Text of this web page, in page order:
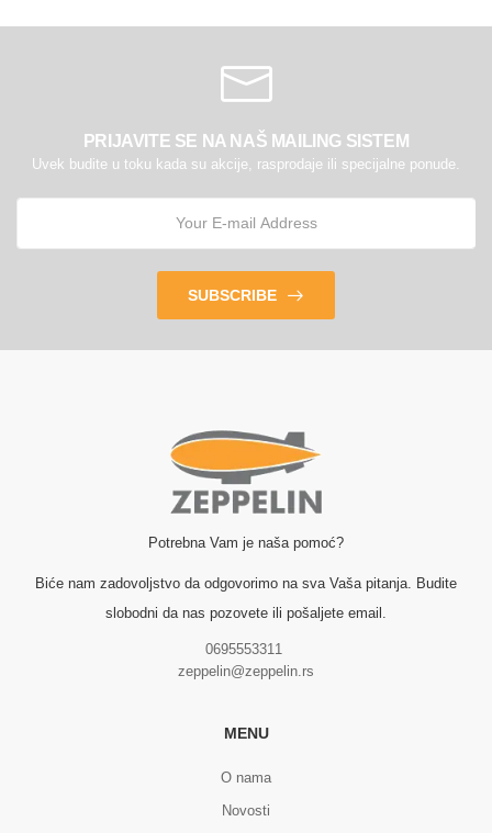
PRIJAVITE SE NA NAŠ MAILING SISTEM
Uvek budite u toku kada su akcije, rasprodaje ili specijalne ponude.
SUBSCRIBE
Potrebna Vam je naša pomoć?
Biće nam zadovoljstvo da odgovorimo na sva Vaša pitanja. Budite
slobodni da nas pozovete ili pošaljete email.
0695553311
zeppelin@zeppelin.rs
MENU
O nama
Novosti